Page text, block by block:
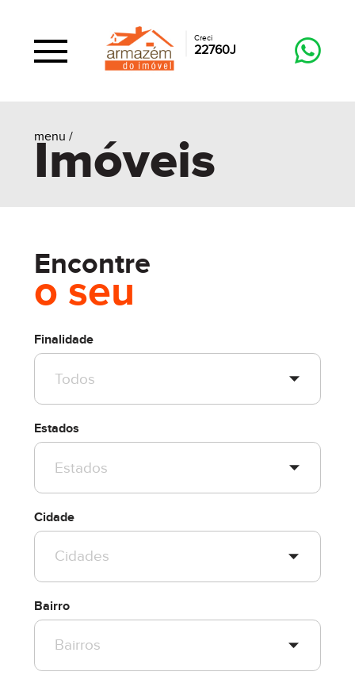
Creci
22760J
menu /
Imóveis
Encontre
o seu
Finalidade
Estados
Cidade
Bairro